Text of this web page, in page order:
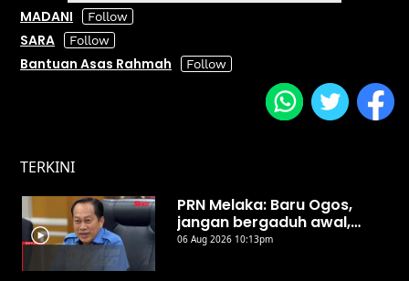
MADANI
SARA
Bantuan Asas Rahmah
TERKINI
PRN Melaka: Baru Ogos,
jangan bergaduh awal,
runding dulu - Ahmad
06 Aug 2026 10:13pm